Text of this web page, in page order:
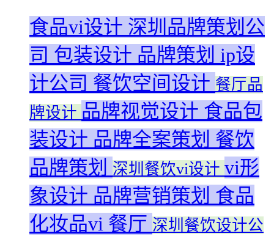
食品vi设计 深圳品牌策划公
司 包装设计 品牌策划 ip设
计公司 餐饮空间设计 餐厅品
牌设计 品牌视觉设计 食品包
装设计 品牌全案策划 餐饮
品牌策划
深圳餐饮vi设计 vi形
象设计 品牌营销策划 食品
化妆品vi 餐厅 深圳餐饮设计公